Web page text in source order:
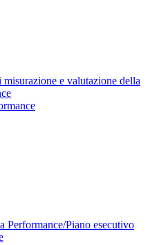
misurazione e valutazione della
Performance/Piano esecutivo